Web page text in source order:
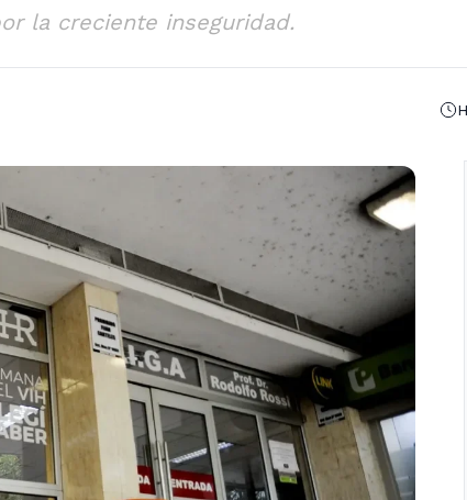
la creciente inseguridad.